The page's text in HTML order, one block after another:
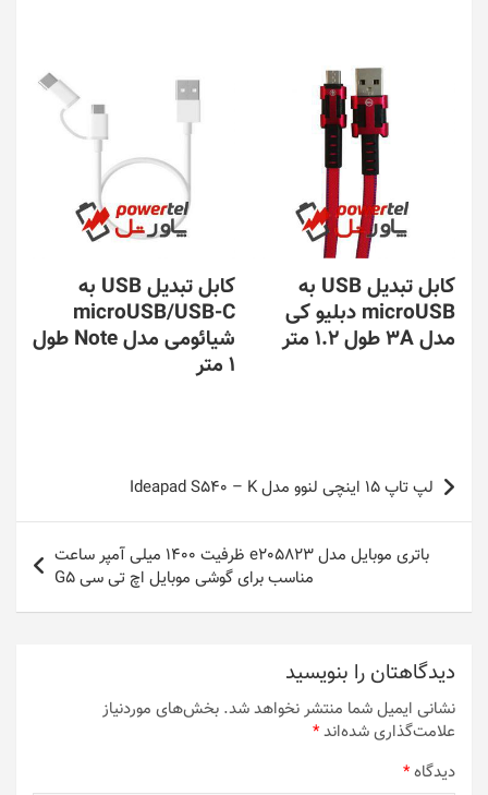
کابل تبدیل USB به
microUSB دبلیو کی
مدل 3A طول 1.2 متر
کابل تبدیل USB به
microUSB/USB-C
شیائومی مدل Note طول
1 متر
راهبری
نوشتهلپ تاپ 15 اینچی لنوو مدل Ideapad S540 – K
باتری موبایل مدل e205823 ظرفیت 1400 میلی آمپر ساعت
مناسب برای گوشی موبایل اچ تی سی G5
دیدگاهتان را بنویسید
نشانی ایمیل شما منتشر نخواهد شد. بخش‌های موردنیاز
علامت‌گذاری شده‌اند*
دیدگاه*